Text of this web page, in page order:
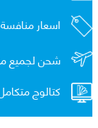
اسعار منافسة
شحن لجميع
كتالوج